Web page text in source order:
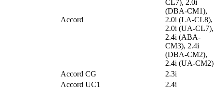
Accord
CL7), 2.0i
(DBA-CM1),
2.0i (LA-CL8),
2.0i (UA-CL7),
2.4i (ABA-
CM3), 2.4i
(DBA-CM2),
2.4i (UA-CM2)
Accord CG
2.3i
Accord UC1
2.4i